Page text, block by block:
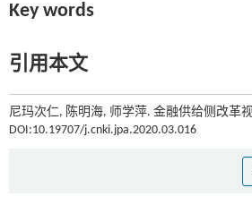
Key words
引用本文
尼玛次仁, 陈明海, 师学萍. 金融供给侧改革
DOI:10.19707/j.cnki.jpa.2020.03.016